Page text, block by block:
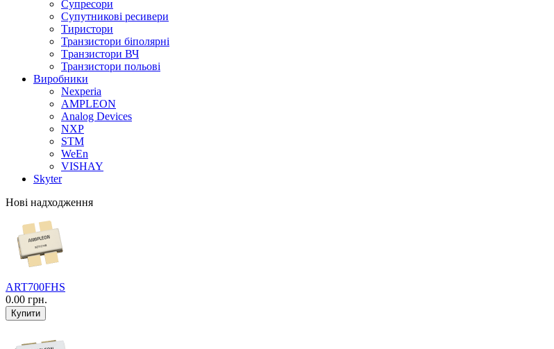
Супресори
Супутникові ресивери
Тиристори
Транзистори біполярні
Tранзистори ВЧ
Транзистори польові
Виробники
Nexperia
АMPLEON
Analog Devices
NXP
STM
WeEn
VISHAY
Skyter
Нові надходження
ART700FHS
0.00 грн.